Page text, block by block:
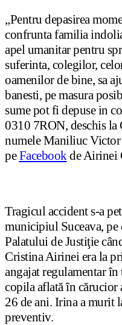
„Pentru depasirea
confrunta familia
apel umanitar pentru
suferinta, colegilor,
oamenilor de bine, sa
banesti, pe masura
sume pot fi depuse in
0310 7RON, deschis la
numele Maniliuc Victor
peFacebookde Airinei
Tragicul accident s-a
municipiul Suceava, pe
Palatului de Justiţie
Cristina Airinei era la
angajat regulamentar în
copila aflată în cărucior
26 de ani. Irina a murit
preventiv.